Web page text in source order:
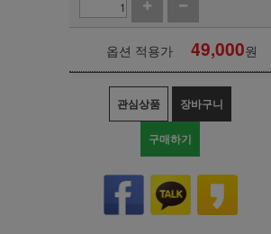
옵션 적용가 49,000원
관심상품 장바구니
구매하기